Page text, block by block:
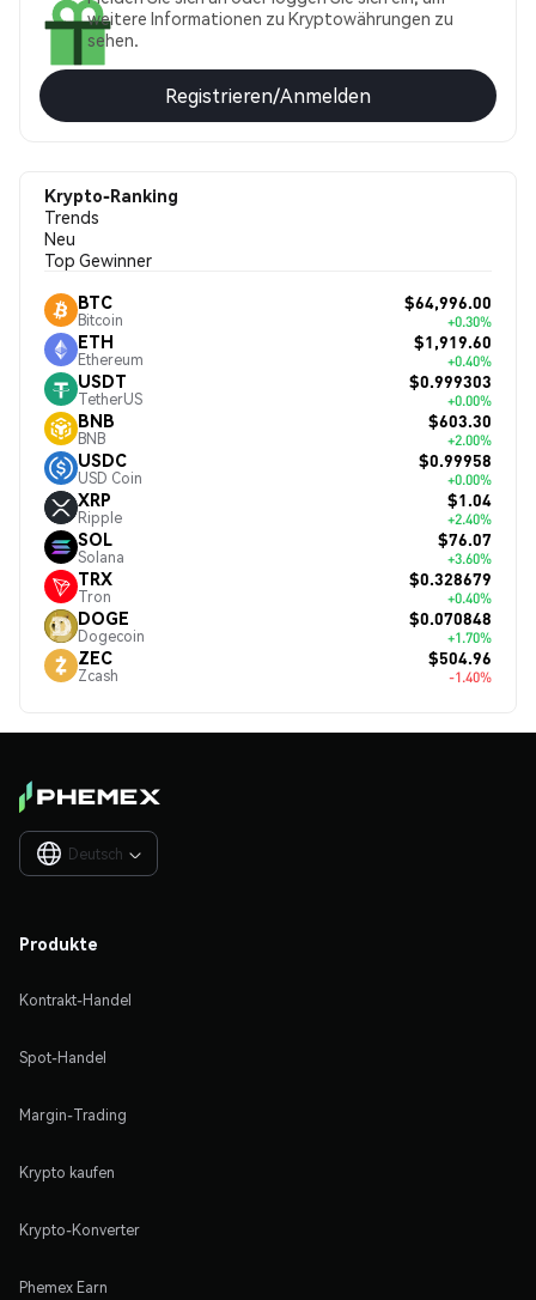
weitere Informationen zu Kryptowährungen zu
sehen.
Registrieren/Anmelden
Krypto-Ranking
Trends
Neu
Top Gewinner
BTC
Bitcoin
$64,996.00
+0.30%
ETH
Ethereum
$1,919.60
+0.40%
USDT
TetherUS
$0.999303
+0.00%
BNB
BNB
$603.30
+2.00%
USDC
USD Coin
$0.99958
+0.00%
XRP
Ripple
$1.04
+2.40%
SOL
Solana
$76.07
+3.60%
TRX
Tron
$0.328679
+0.40%
DOGE
Dogecoin
$0.070848
+1.70%
ZEC
Zcash
$504.96
-1.40%
Deutsch 
Produkte
Kontrakt-Handel
Spot-Handel
Margin-Trading
Krypto kaufen
Krypto-Konverter
Phemex Earn